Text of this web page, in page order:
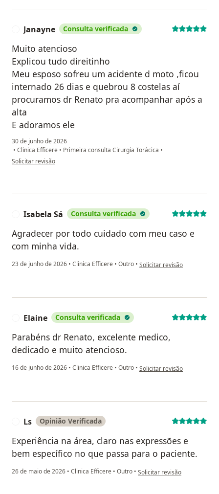
Janayne Consulta verificada
Muito atencioso
Explicou tudo direitinho
Meu esposo sofreu um acidente d moto ,ficou
internado 26 dias e quebrou 8 costelas aí
procuramos dr Renato pra acompanhar após a
alta
E adoramos ele
30 de junho de 2026
• Clinica Efficere • Primeira consulta Cirurgia Torácica •
na opinião do utilizador Janayne
Solicitar revisão
Isabela Sá Consulta verificada
Agradecer por todo cuidado com meu caso e
com minha vida.
23 de junho de 2026 • Clinica Efficere • Outro • na opinião do utilizador
Solicitar revisão
Elaine Consulta verificada
Parabéns dr Renato, excelente medico,
dedicado e muito atencioso.
16 de junho de 2026 • Clinica Efficere • Outro • na opinião do utilizador
Solicitar revisão
Ls Opinião Verificada
Experiência na área, claro nas expressões e
bem específico no que passa para o paciente.
26 de maio de 2026 • Clinica Efficere • Outro • na opinião do utilizador Ls
Solicitar revisão